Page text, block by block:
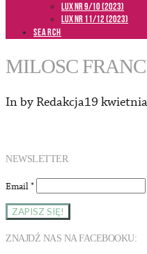
LUX NR 9/10 (2023)
LUX NR 11/12 (2023)
SEARCH
MILOSC
In by Redakcja19
NEWSLETTER
Email*
ZNAJDŹ NAS NA FACEBOOKU: